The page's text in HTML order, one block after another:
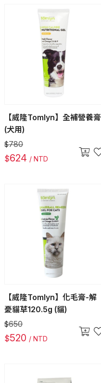
【威隆Tomlyn】全補營養膏
(犬用)
$780
$624 / NTD
【威隆Tomlyn】化毛膏-解
憂貓草120.5g (貓)
$650
$520 / NTD